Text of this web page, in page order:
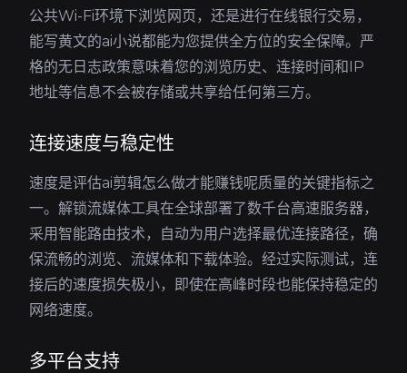
公共Wi-Fi环境下浏览网页，还是进行在线银行交易，
能写黄文的ai小说都能为您提供全方位的安全保障。严
格的无日志政策意味着您的浏览历史、连接时间和IP
地址等信息不会被存储或共享给任何第三方。
连接速度与稳定性
速度是评估ai剪辑怎么做才能赚钱呢质量的关键指标之
一。解锁流媒体工具在全球部署了数千台高速服务器，
采用智能路由技术，自动为用户选择最优连接路径，确
保流畅的浏览、流媒体和下载体验。经过实际测试，连
接后的速度损失极小，即使在高峰时段也能保持稳定的
网络速度。
多平台支持